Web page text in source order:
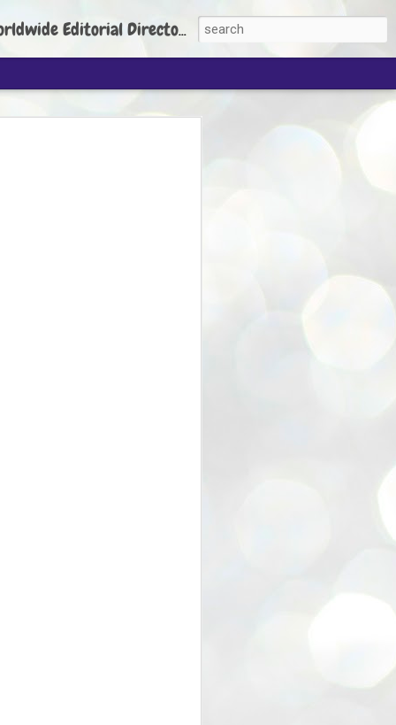
Director: Prem Chandran
people's
Party founder Abhijeet Dipke has said
is to strengthen its organisation
that the movement’s biggest
resignation of education minister
willingness of people to question the
interest.
with its volunteers before
When we started this protest,
10 to 20 people. But as the
people and volunteers came forward.